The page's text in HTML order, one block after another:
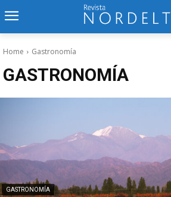
Home Gastronomía
GASTRONOMÍA
GASTRONOMÍA